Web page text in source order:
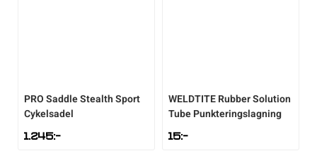
PROSaddle Stealth Sport
Cykelsadel
1.245:-
WELDTITERubber Solution
Tube Punkteringslagning
15:-